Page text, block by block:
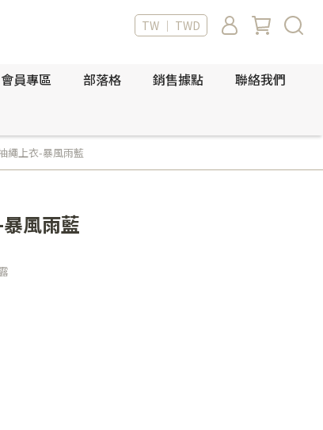
TW ｜ TWD
會員專區 部落格 銷售據點 聯絡我們
繩上衣-暴風雨藍
風雨藍